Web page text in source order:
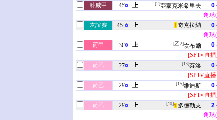
科威甲
45' 上 [2]亞蒙克米希里夫
0
角球
友誼賽
45+' 上 1 奇克拉納
0
角球
荷甲
30' 上 [乙2]坎布爾
0
[SPTV直
荷乙
27' 上 [13]芬洛
0
[SPTV直
荷乙
29' 上 [15]維迪斯
0
[SPTV直
荷乙
29' 上 [10]1 多德勒支
2
角球